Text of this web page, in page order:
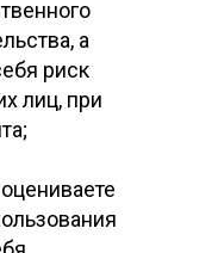
а
риск
лиц, при